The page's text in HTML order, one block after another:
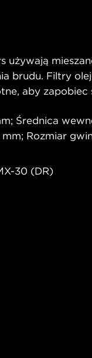
używają
brudu. Filtry
aby zapobiec
Średnica
Rozmiar
30 (DR)